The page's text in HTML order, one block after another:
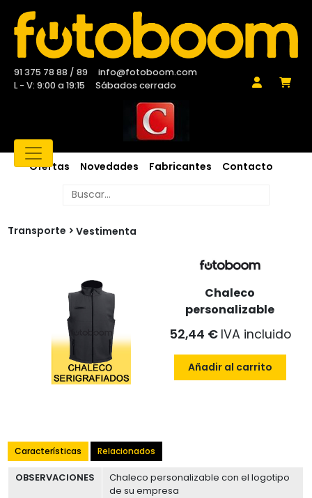
91 375 78 88 / 89
info@fotoboom.com
L - V: 9:00 a 19:15
Sábados cerrado
Ofertas Novedades Fabricantes Contacto
Transporte Vestimenta
Chaleco
personalizable
52,44 € IVA incluido
Añadir al carrito
Características Relacionados
OBSERVACIONES
Chaleco personalizable con el logotipo
de su empresa